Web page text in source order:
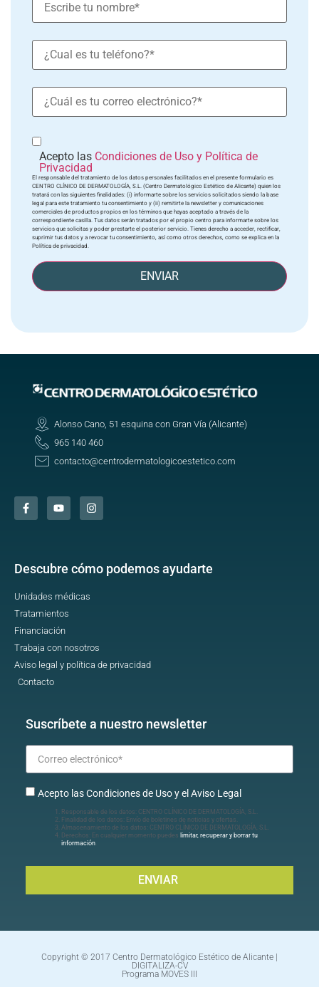
Acepto las Condiciones de Uso y Política de
Privacidad
El responsable del tratamiento de los datos personales facilitados en el presente formulario es
CENTRO CLÍNICO DE DERMATOLOGÍA, S.L. (Centro Dermatológico Estético de Alicante) quien los
tratará con las siguientes finalidades: (i) informarte sobre los servicios solicitados siendo la base
legal para este tratamiento tu consentimiento y (ii) remitirte la newsletter y comunicaciones
comerciales de productos propios en los términos que hayas aceptado a través de la
correspondiente casilla. Tus datos serán tratados por el propio centro para informarte sobre los
servicios que solicitas y poder prestarte el posterior servicio. Tienes derecho a acceder, rectificar,
suprimir tus datos y a revocar tu consentimiento, así como otros derechos, como se explica en la
Política de privacidad.
ENVIAR
Alonso Cano, 51 esquina con Gran Vía (Alicante)
965 140 460
contacto@centrodermatologicoestetico.com
Descubre cómo podemos ayudarte
Unidades médicas
Tratamientos
Financiación
Trabaja con nosotros
Aviso legal y política de privacidad
Contacto
Suscríbete a nuestro newsletter
Acepto las Condiciones de Uso y el Aviso Legal
Responsable de los datos: CENTRO CLÍNICO DE DERMATOLOGÍA, S.L.
Finalidad de los datos: Envío de boletines de noticias y ofertas.
Almacenamiento de los datos: CENTRO CLÍNICO DE DERMATOLOGÍA, S.L.
Derechos: En cualquier momento puedes limitar, recuperar y borrar tu
información
ENVIAR
Copyright © 2017 Centro Dermatológico Estético de Alicante |
DIGITALIZA-CV
Programa MOVES III